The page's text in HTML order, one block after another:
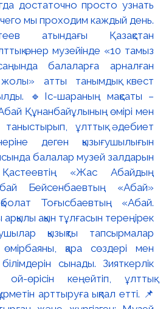
достаточно просто узнать
мы проходим каждый день.